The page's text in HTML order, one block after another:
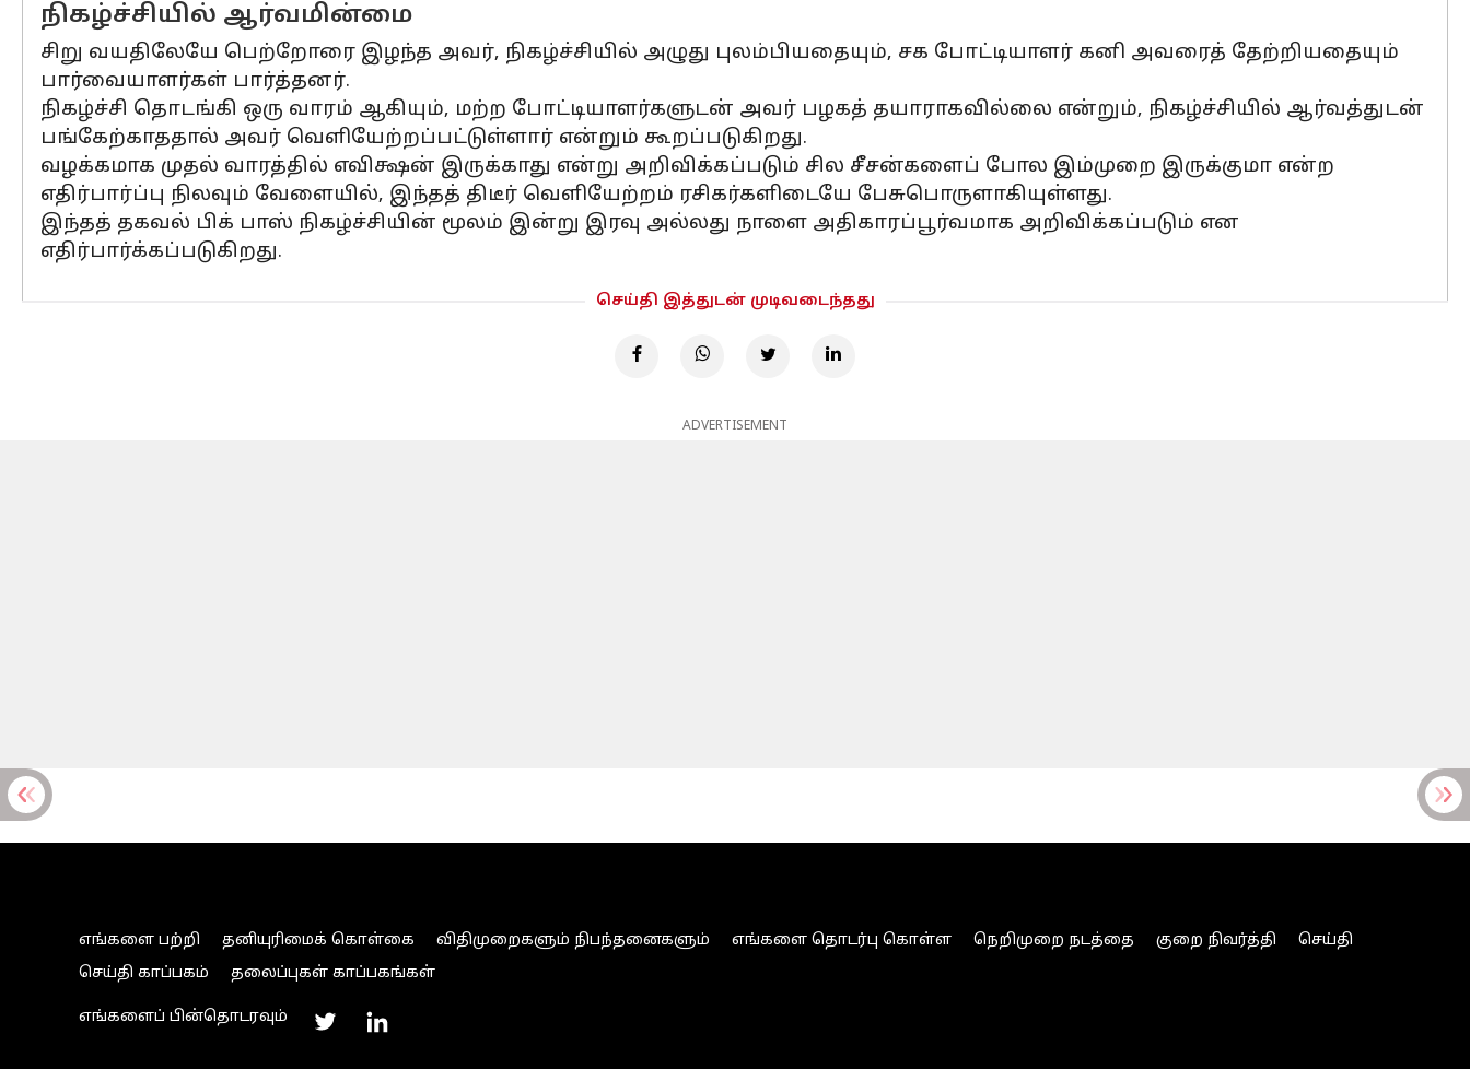
நிகழ்ச்சியில் ஆர்வமின்மை
சிறு வயதிலேயே பெற்றோரை இழந்த அவர், நிகழ்ச்சியில் அழுது புலம்பியதையும், சக போட்டியாளர் கனி அவரைத் தேற்றியதையும்
பார்வையாளர்கள் பார்த்தனர்.
நிகழ்ச்சி தொடங்கி ஒரு வாரம் ஆகியும், மற்ற போட்டியாளர்களுடன் அவர் பழகத் தயாராகவில்லை என்றும், நிகழ்ச்சியில் ஆர்வத்துடன்
பங்கேற்காததால் அவர் வெளியேற்றப்பட்டுள்ளார் என்றும் கூறப்படுகிறது.
வழக்கமாக முதல் வாரத்தில் எவிக்ஷன் இருக்காது என்று அறிவிக்கப்படும் சில சீசன்களைப் போல இம்முறை இருக்குமா என்ற
எதிர்பார்ப்பு நிலவும் வேளையில், இந்தத் திடீர் வெளியேற்றம் ரசிகர்களிடையே பேசுபொருளாகியுள்ளது.
இந்தத் தகவல் பிக் பாஸ் நிகழ்ச்சியின் மூலம் இன்று இரவு அல்லது நாளை அதிகாரப்பூர்வமாக அறிவிக்கப்படும் என
எதிர்பார்க்கப்படுகிறது.
செய்தி இத்துடன் முடிவடைந்தது
ADVERTISEMENT
எங்களை பற்றி தனியுரிமைக் கொள்கை விதிமுறைகளும் நிபந்தனைகளும் எங்களை தொடர்பு கொள்ள நெறிமுறை நடத்தை குறை நிவர்த்தி
செய்தி
செய்தி காப்பகம்
தலைப்புகள் காப்பகங்கள்
எங்களைப் பின்தொடரவும்